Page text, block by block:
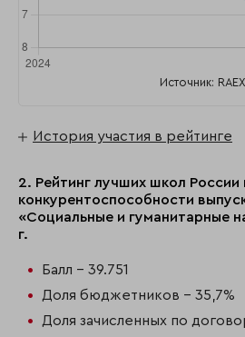
Источник: RAEX
История участия в рейтинге
2. Рейтинг лучших школ России
конкурентоспособности
«Социальные и гуманитарные
г.
Балл - 39.751
Доля бюджетников - 35,7%
Доля зачисленных по